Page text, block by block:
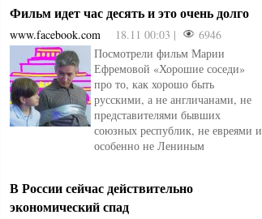
Фильм идет час десять и это очень долго
www.facebook.com 18.11 00:03 |
6946
Посмотрели фильм Марии
Ефремовой «Хорошие соседи»
про то, как хорошо быть
русскими, а не англичанами, не
представителями бывших
союзных республик, не евреями и
особенно не Лениным
В России сейчас действительно
экономический спад